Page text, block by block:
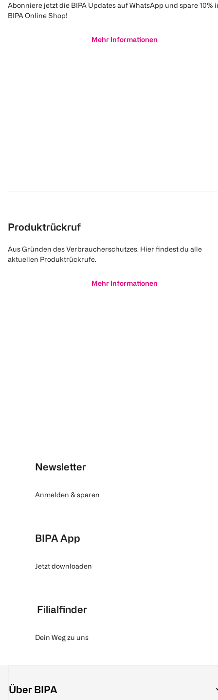
Abonniere jetzt die BIPA Updates auf WhatsApp und spare 10%
BIPA Online Shop!
Mehr Informationen
Produktrückruf
Aus Gründen des Verbraucherschutzes. Hier findest du alle
aktuellen Produktrückrufe.
Mehr Informationen
Newsletter
Anmelden & sparen
BIPA App
Jetzt downloaden
Filialfinder
Dein Weg zu uns
Über BIPA